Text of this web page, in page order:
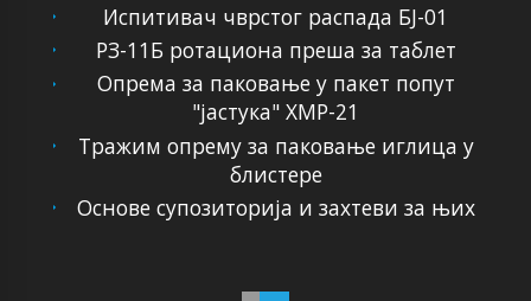
Испитивач чврстог распада БЈ-01
РЗ-11Б ротациона преша за таблет
Опрема за паковање у пакет попут
"јастука" ХМР-21
Тражим опрему за паковање иглица у
блистере
Основе супозиторија и захтеви за њих